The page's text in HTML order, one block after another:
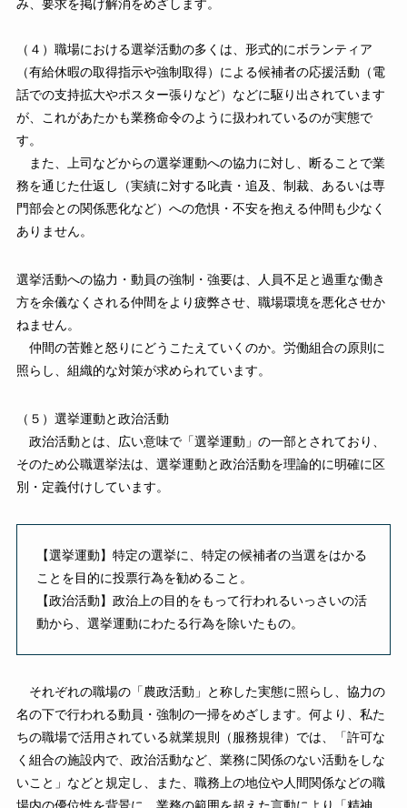
み、要求を掲げ解消をめざします。
（４）職場における選挙活動の多くは、形式的にボランティア
（有給休暇の取得指示や強制取得）による候補者の応援活動（電
話での支持拡大やポスター張りなど）などに駆り出されています
が、これがあたかも業務命令のように扱われているのが実態で
す。
また、上司などからの選挙運動への協力に対し、断ることで業
務を通じた仕返し（実績に対する叱責・追及、制裁、あるいは専
門部会との関係悪化など）への危惧・不安を抱える仲間も少なく
ありません。
選挙活動への協力・動員の強制・強要は、人員不足と過重な働き
方を余儀なくされる仲間をより疲弊させ、職場環境を悪化させか
ねません。
仲間の苦難と怒りにどうこたえていくのか。労働組合の原則に
照らし、組織的な対策が求められています。
（５）選挙運動と政治活動
政治活動とは、広い意味で「選挙運動」の一部とされており、
そのため公職選挙法は、選挙運動と政治活動を理論的に明確に区
別・定義付けしています。
【選挙運動】特定の選挙に、特定の候補者の当選をはかる
ことを目的に投票行為を勧めること。
【政治活動】政治上の目的をもって行われるいっさいの活
動から、選挙運動にわたる行為を除いたもの。
それぞれの職場の「農政活動」と称した実態に照らし、協力の
名の下で行われる動員・強制の一掃をめざします。何より、私た
ちの職場で活用されている就業規則（服務規律）では、「許可な
く組合の施設内で、政治活動など、業務に関係のない活動をしな
いこと」などと規定し、また、職務上の地位や人間関係などの職